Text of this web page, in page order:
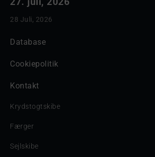
28 Juli, 2026
Database
Cookiepolitik
Kontakt
Krydstogtskibe
Færger
Sejlskibe